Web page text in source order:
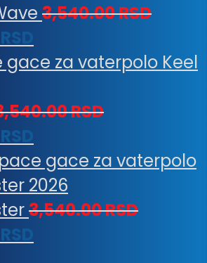
3,540.00RSD
RSD
RSD
RSD
3,540.00RSD
RSD